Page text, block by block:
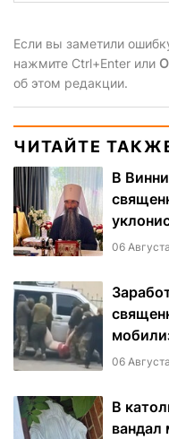
Если вы заметили
нажмите Ctrl+Enter или
об этом редакции.
ЧИТАЙТЕ
В
06
06
В
вандал